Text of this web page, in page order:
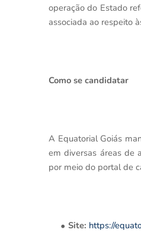
operação do Estado
associada ao respeito
Como se candidatar
A Equatorial Goiás
em diversas áreas de
por meio do portal de
Site: https://